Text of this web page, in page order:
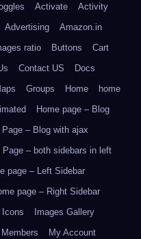
Activate
Activity
Advertising
Amazon.in
ratio Buttons
Cart
Contact US
Docs
Groups Home
home
Home page – Blog
Page – Blog with ajax
Page – both sidebars in left
page – Left Sidebar
page – Right Sidebar
Icons
Images Gallery
Members
My Account